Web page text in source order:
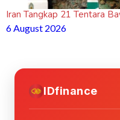
Iran Tangkap 21 Tentara
6 August 2026
IDfinance